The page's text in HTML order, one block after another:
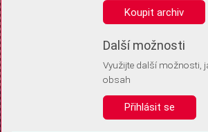
Anonymní unikátní ID
Díky němu příště poznáme, že se jedná o stejné
Identifikátor je zcela anonymní.
Vaše souhlasy a odmítnutí si ukládáme do
vás už příště znovu neptali. Můžete je kdykoli
Koupit archiv
Další možnosti
Využijte další možnosti,
obsah
Přihlásit se